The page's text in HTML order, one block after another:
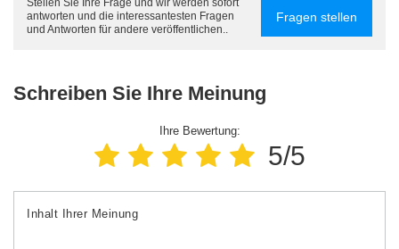
Stellen Sie Ihre Frage und wir werden sofort
antworten und die interessantesten Fragen
und Antworten für andere veröffentlichen..
Fragen stellen
Schreiben Sie Ihre Meinung
Ihre Bewertung:
5/5
Inhalt Ihrer Meinung